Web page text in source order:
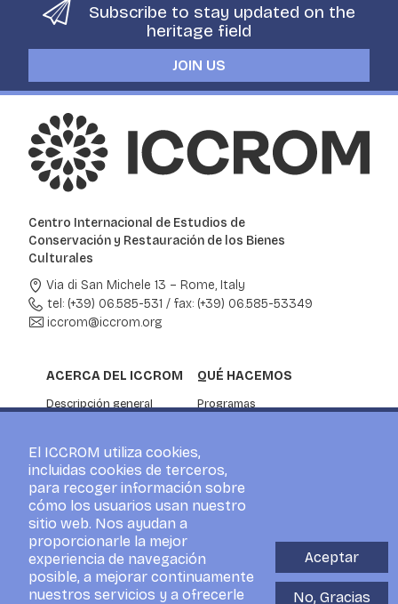
Subscribe to stay updated on the
heritage field
JOIN US
Centro Internacional de Estudios de
Conservación y Restauración de los Bienes
Culturales
Via di San Michele 13 – Rome, Italy
tel: (+39) 06.585-531 / fax: (+39) 06.585-53349
iccrom@iccrom.org
ACERCA DEL ICCROM
Descripción general
Asociación
QUÉ HACEMOS
Programas
Servicios de asesoramiento
NOTICIAS Y EVENTOS
Noticias
ICCROM Events
Para la prensa
Blog
Visitantes
El ICCROM utiliza cookies,
incluidas cookies de terceros,
para recoger información sobre
cómo los usuarios usan nuestro
sitio web. Nos ayudan a
proporcionarle la mejor
experiencia de navegación
posible, a mejorar continuamente
nuestros servicios y a ofrecerle
Aceptar
No, Gracias